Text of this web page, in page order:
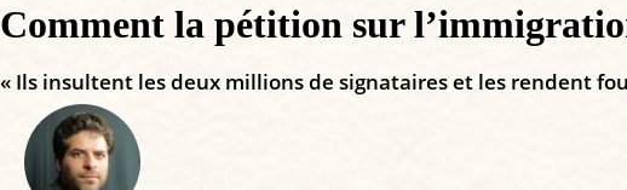
Comment la pétition sur
« Ils insultent les deux millions de signataires et les rendent